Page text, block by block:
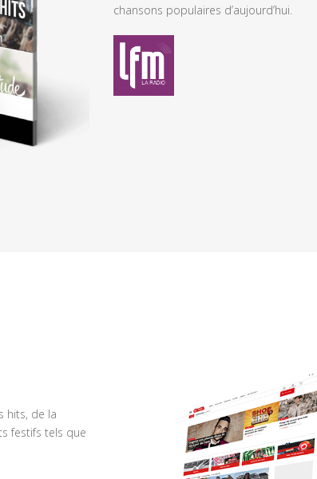
chansons populaires d’aujourd’hui.
hits, de la
festifs tels que